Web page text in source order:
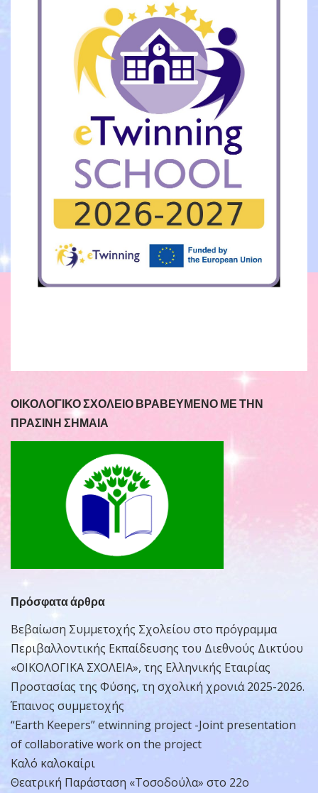
ΟΙΚΟΛΟΓΙΚΟ ΣΧΟΛΕΙΟ ΒΡΑΒΕΥΜΕΝΟ ΜΕ ΤΗΝ
ΠΡΑΣΙΝΗ ΣΗΜΑΙΑ
Πρόσφατα άρθρα
Βεβαίωση Συμμετοχής Σχολείου στο πρόγραμμα
Περιβαλλοντικής Εκπαίδευσης του Διεθνούς Δικτύου
«ΟΙΚΟΛΟΓΙΚΑ ΣΧΟΛΕΙΑ», της Ελληνικής Εταιρίας
Προστασίας της Φύσης, τη σχολική χρονιά 2025-2026.
Έπαινος συμμετοχής
“Earth Keepers” etwinning project -Joint presentation
of collaborative work on the project
Καλό καλοκαίρι
Θεατρική Παράσταση «Τοσοδούλα» στο 22ο